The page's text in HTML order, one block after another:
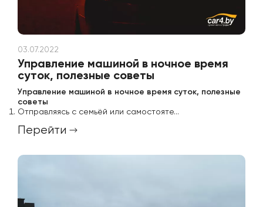
03.07.2022
Управление машиной в ночное время
суток, полезные советы
Управление машиной в ночное время суток, полезные
советы
Отправляясь с семьёй или самостояте...
Перейти